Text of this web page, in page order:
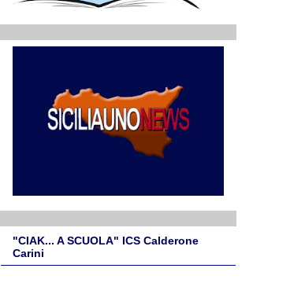
"CIAK... A SCUOLA" ICS Calderone
Carini